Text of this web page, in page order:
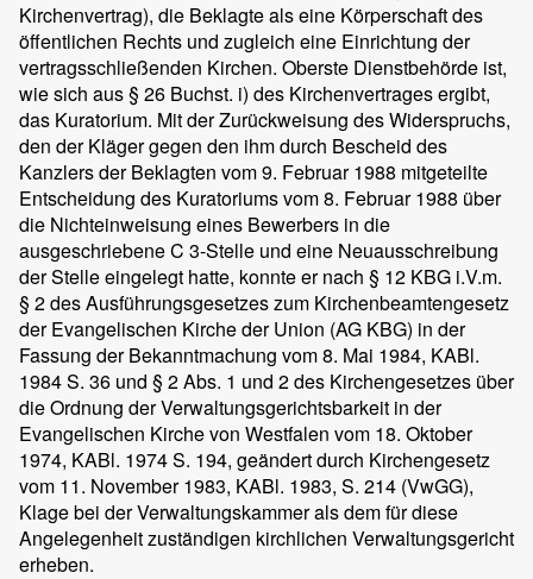
Kirchenvertrag), die Beklagte als eine Körperschaft des
öffentlichen Rechts und zugleich eine Einrichtung der
vertragsschließenden Kirchen. Oberste Dienstbehörde ist,
wie sich aus § 26 Buchst. i) des Kirchenvertrages ergibt,
das Kuratorium. Mit der Zurückweisung des Widerspruchs,
den der Kläger gegen den ihm durch Bescheid des
Kanzlers der Beklagten vom 9. Februar 1988 mitgeteilte
Entscheidung des Kuratoriums vom 8. Februar 1988 über
die Nichteinweisung eines Bewerbers in die
ausgeschriebene C 3-Stelle und eine Neuausschreibung
der Stelle eingelegt hatte, konnte er nach § 12 KBG i.V.m.
§ 2 des Ausführungsgesetzes zum Kirchenbeamtengesetz
der Evangelischen Kirche der Union (AG KBG) in der
Fassung der Bekanntmachung vom 8. Mai 1984, KABl.
1984 S. 36 und § 2 Abs. 1 und 2 des Kirchengesetzes über
die Ordnung der Verwaltungsgerichtsbarkeit in der
Evangelischen Kirche von Westfalen vom 18. Oktober
1974, KABl. 1974 S. 194, geändert durch Kirchengesetz
vom 11. November 1983, KABl. 1983, S. 214 (VwGG),
Klage bei der Verwaltungskammer als dem für diese
Angelegenheit zuständigen kirchlichen Verwaltungsgericht
erheben.